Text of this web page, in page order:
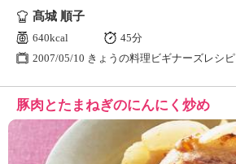
髙城 順子
640kcal
45分
2007/05/10 きょうの料理ビギナーズレシピ
豚肉とたまねぎのにんにく炒め